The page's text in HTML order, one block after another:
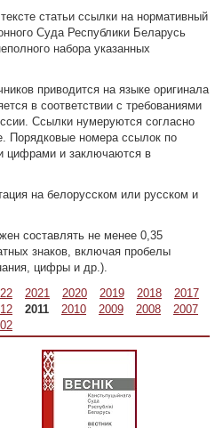
статьи ссылки на нормативный
Суда Республики Беларусь
набора указанных
приводится на языке оригинала
в соответствии с требованиями
Ссылки нумеруются согласно
Порядковые номера ссылок по
цифрами и заключаются в
на белорусском или русском и
составлять не менее 0,35
знаков, включая пробелы
цифры и др.).
2021 2020 2019 2018
2017
2011 2010 2009 2008
2007